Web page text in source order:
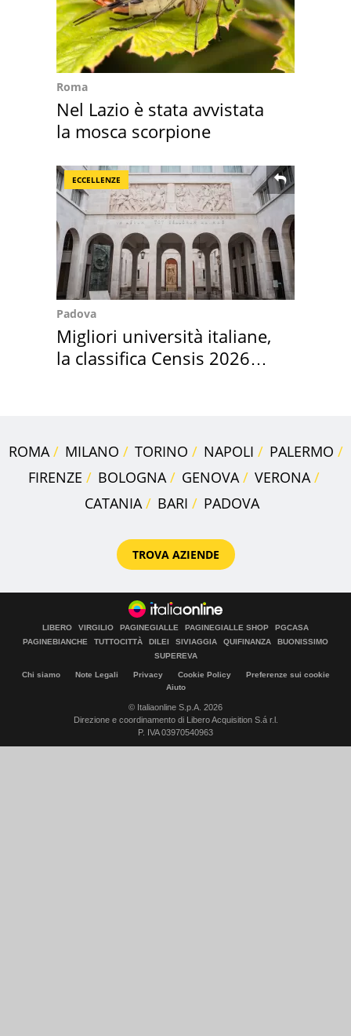
Roma
Nel Lazio è stata avvistata
la mosca scorpione
ECCELLENZE
Padova
Migliori università italiane,
la classifica Censis 2026
ROMA MILANO TORINO NAPOLI
PALERMO
FIRENZE
BOLOGNA GENOVA
VERONA
CATANIA
BARI PADOVA
TROVA AZIENDE
LIBERO VIRGILIO PAGINEGIALLE PAGINEGIALLE SHOP
PGCASA
PAGINEBIANCHE
TUTTOCITTÀ DILEI SIVIAGGIA QUIFINANZA
BUONISSIMO
SUPEREVA
Chi siamo Note Legali Privacy Cookie Policy
Preferenze sui cookie
Aiuto
© Italiaonline S.p.A. 2026
Direzione e coordinamento di Libero Acquisition S.á r.l.
P. IVA 03970540963